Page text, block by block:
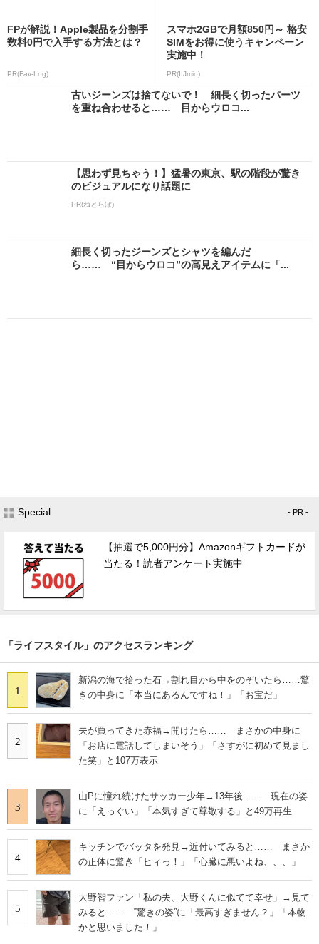
FPが解説！Apple製品を分割手
数料0円で入手する方法とは？
PR(Fav-Log)
スマホ2GBで月額850円～ 格安
SIMをお得に使うキャンペーン
実施中！
PR(IIJmio)
古いジーンズは捨てないで！ 細長く切ったパーツ
を重ね合わせると…… 目からウロコ...
【思わず見ちゃう！】猛暑の東京、駅の階段が驚き
のビジュアルになり話題に
PR(ねとらぼ)
細長く切ったジーンズとシャツを編んだ
ら…… “目からウロコ”の高見えアイテムに「...
Special - PR -
【抽選で5,000円分】Amazonギフトカードが
当たる！読者アンケート実施中
「ライフスタイル」のアクセスランキング
1
新潟の海で拾った石→割れ目から中をのぞいたら……驚
きの中身に「本当にあるんですね！」「お宝だ」
2
夫が買ってきた赤福→開けたら…… まさかの中身に
「お店に電話してしまいそう」「さすがに初めて見まし
た笑」と107万表示
3
山Pに憧れ続けたサッカー少年→13年後…… 現在の姿
に「えっぐい」「本気すぎて尊敬する」と49万再生
4
キッチンでバッタを発見→近付いてみると…… まさか
の正体に驚き「ヒィっ！」「心臓に悪いよね、、、」
5
大野智ファン「私の夫、大野くんに似てて幸せ」→見て
みると…… ‟驚きの姿”に「最高すぎません？」「本物
かと思いました！」